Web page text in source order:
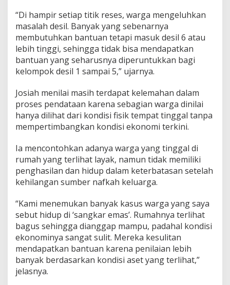
u
r
u
h
“Di hampir setiap titik reses, warga mengeluhkan
masalah desil. Banyak yang sebenarnya
membutuhkan bantuan tetapi masuk desil 6 atau
lebih tinggi, sehingga tidak bisa mendapatkan
bantuan yang seharusnya diperuntukkan bagi
kelompok desil 1 sampai 5,” ujarnya.
Josiah menilai masih terdapat kelemahan dalam
proses pendataan karena sebagian warga dinilai
hanya dilihat dari kondisi fisik tempat tinggal tanpa
mempertimbangkan kondisi ekonomi terkini.
Ia mencontohkan adanya warga yang tinggal di
rumah yang terlihat layak, namun tidak memiliki
penghasilan dan hidup dalam keterbatasan setelah
kehilangan sumber nafkah keluarga.
“Kami menemukan banyak kasus warga yang saya
sebut hidup di ‘sangkar emas’. Rumahnya terlihat
bagus sehingga dianggap mampu, padahal kondisi
ekonominya sangat sulit. Mereka kesulitan
mendapatkan bantuan karena penilaian lebih
banyak berdasarkan kondisi aset yang terlihat,”
jelasnya.